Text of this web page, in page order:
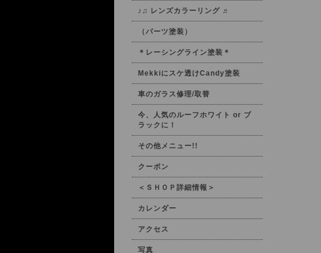
♪♫ レンズカラーリング ♬
（パーツ塗装）
＊レーシングライン塗装＊
Mekkiにスケ透けCandy塗装
車のガラス修理/取替
今、人気のルーフホワイト or ブ
ラックに！
その他メニュー!!
クーポン
＜ＳＨＯＰ詳細情報＞
カレンダー
アクセス
写真